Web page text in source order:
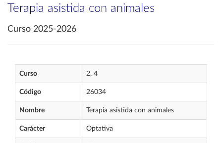
Terapia asistida con animales
Curso 2025-2026
Curso 2, 4
Código 26034
Nombre Terapia asistida con animales
Carácter Optativa